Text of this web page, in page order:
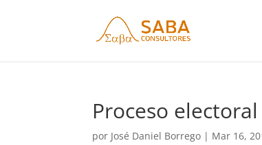
Proceso
por José Daniel Borrego | Mar 16,